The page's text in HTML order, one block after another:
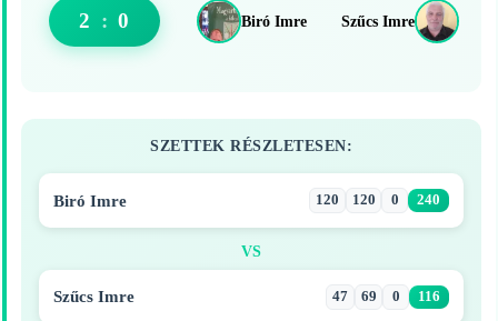
Biró Imre
2 : 0 Szűcs Imre
SZETTEK RÉSZLETESEN:
Biró Imre 120 120 0 240
VS
Szűcs Imre 47 69 0 116